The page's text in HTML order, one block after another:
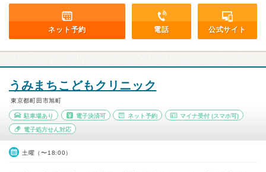
ネット予約 電話 公式サイト
うみまちこどもクリニック
東京都町田市旭町
駐車場あり 電子決済可 ネット予約 マイナ受付 (スマホ可)
電子処方せん対応
土曜（〜18:00）